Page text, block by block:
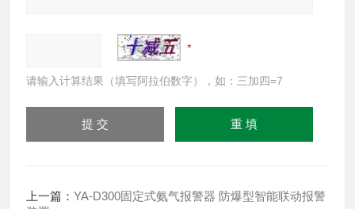
请输入计算结果（填写阿拉伯数字），如：三加四=7
上一篇：YA-D300固定式氨气报警器 防爆型智能联动报警